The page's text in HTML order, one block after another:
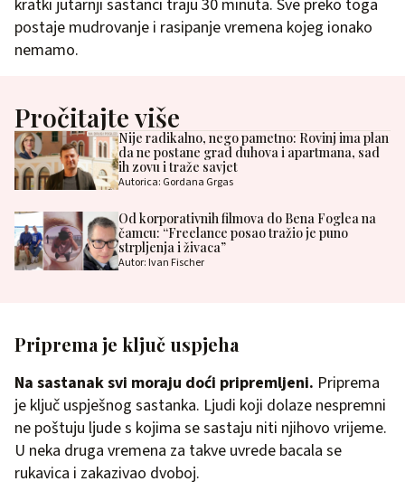
kratki jutarnji sastanci traju 30 minuta. Sve preko toga
postaje mudrovanje i rasipanje vremena kojeg ionako
nemamo.
Pročitajte više
Nije radikalno, nego pametno: Rovinj ima plan
da ne postane grad duhova i apartmana, sad
ih zovu i traže savjet
Autorica: Gordana Grgas
Od korporativnih filmova do Bena Foglea na
čamcu: “Freelance posao tražio je puno
strpljenja i živaca”
Autor: Ivan Fischer
Priprema je ključ uspjeha
Na sastanak svi moraju doći pripremljeni. Priprema
je ključ uspješnog sastanka. Ljudi koji dolaze nespremni
ne poštuju ljude s kojima se sastaju niti njihovo vrijeme.
U neka druga vremena za takve uvrede bacala se
rukavica i zakazivao dvoboj.